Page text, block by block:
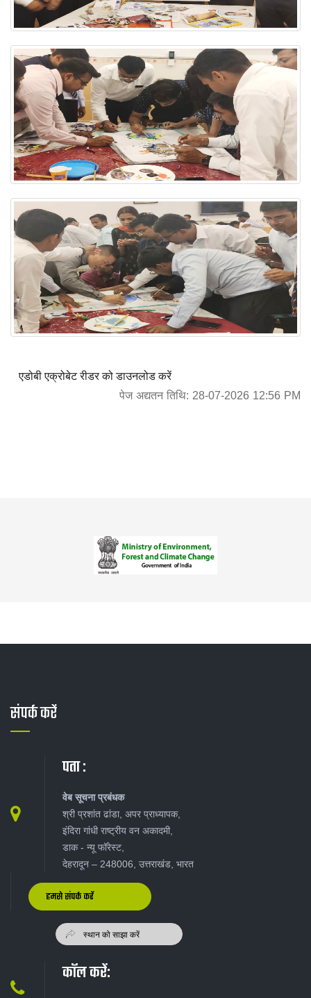
एडोबी एक्रोबेट रीडर को डाउनलोड करें
पेज अद्यतन तिथि: 28-07-2026 12:56 PM
संपर्क करें
पता :
वेब सूचना प्रबंधक
श्री प्रशांत ढांडा, अपर प्राध्यापक,
इंदिरा गांधी राष्ट्रीय वन अकादमी,
डाक - न्यू‍ फॉरेस्ट,
देहरादून – 248006, उत्तराखंड, भारत
हमसे संपर्क करें
कॉल करें: